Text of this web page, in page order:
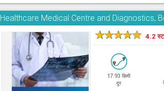
Healthcare Medical Centre and Diagnostics,
★★★★★ 4.2
17.93 किमी
दूर